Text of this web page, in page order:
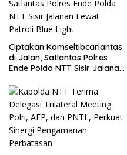
Ciptakan Kamseltibcarlantas
di Jalan, Satlantas Polres
Ende Polda NTT Sisir Jalanan